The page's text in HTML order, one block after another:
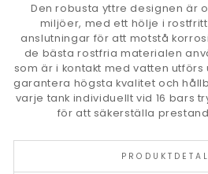
Den robusta yttre designen är
miljöer, med ett hölje i
anslutningar för att motstå
de bästa rostfria materialen
som är i kontakt med vatten
garantera högsta kvalitet och
varje tank individuellt vid 16 bars
för att säkerställa